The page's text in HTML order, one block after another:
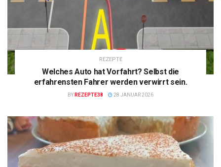
REZEPTE
Welches Auto hat Vorfahrt? Selbst die
erfahrensten Fahrer werden verwirrt sein.
BY REZEPTE38 28 JANUAR 2026